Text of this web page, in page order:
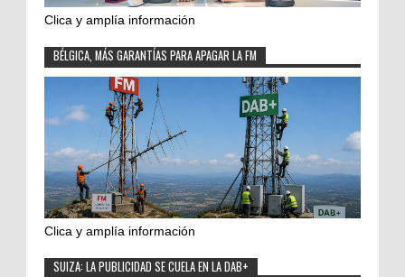
Clica y amplía información
BÉLGICA, MÁS GARANTÍAS PARA APAGAR LA FM
Clica y amplía información
SUIZA: LA PUBLICIDAD SE CUELA EN LA DAB+